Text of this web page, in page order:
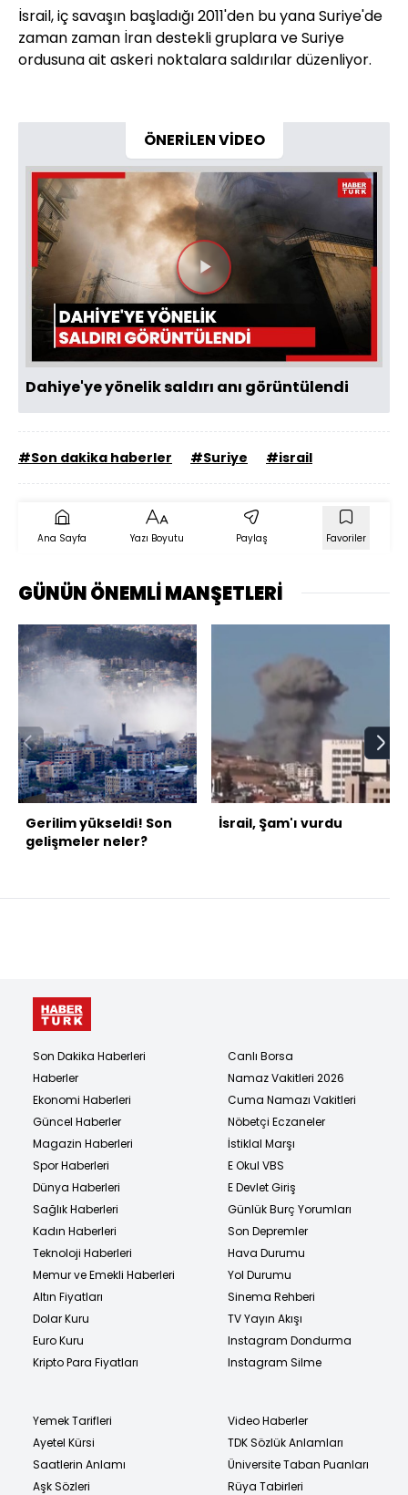
İsrail, iç savaşın başladığı 2011'den bu yana Suriye'de
zaman zaman İran destekli gruplara ve Suriye
ordusuna ait askeri noktalara saldırılar düzenliyor.
ÖNERİLEN VİDEO
Videoyu
Oynat
Dahiye'ye yönelik saldırı anı görüntülendi
#Son dakika haberler #Suriye #israil
Ana Sayfa Yazı Boyutu Paylaş Favoriler
GÜNÜN ÖNEMLİ MANŞETLERİ
Gerilim yükseldi! Son
gelişmeler neler?
İsrail, Şam'ı vurdu
Son Dakika Haberleri
Haberler
Ekonomi Haberleri
Güncel Haberler
Magazin Haberleri
Spor Haberleri
Dünya Haberleri
Sağlık Haberleri
Kadın Haberleri
Teknoloji Haberleri
Memur ve Emekli Haberleri
Altın Fiyatları
Dolar Kuru
Euro Kuru
Kripto Para Fiyatları
Canlı Borsa
Namaz Vakitleri 2026
Cuma Namazı Vakitleri
Nöbetçi Eczaneler
İstiklal Marşı
E Okul VBS
E Devlet Giriş
Günlük Burç Yorumları
Son Depremler
Hava Durumu
Yol Durumu
Sinema Rehberi
TV Yayın Akışı
Instagram Dondurma
Instagram Silme
Yemek Tarifleri
Ayetel Kürsi
Saatlerin Anlamı
Aşk Sözleri
Video Haberler
TDK Sözlük Anlamları
Üniversite Taban Puanları
Rüya Tabirleri